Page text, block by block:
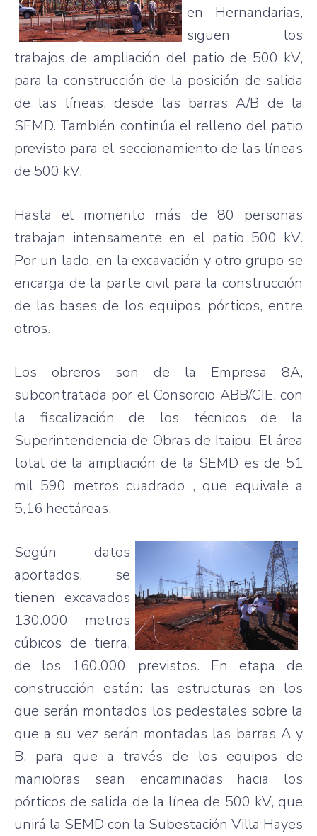
en Hernandarias,
siguen los
trabajos de ampliación del patio de 500 kV,
para la construcción de la posición de salida
de las líneas,desde las barras A/B de la
SEMD. También continúa el relleno del patio
previsto para el seccionamiento de las líneas
de 500 kV.
Hasta el momento más de 80 personas
trabajan intensamente en el patio 500 kV.
Por un lado, en laexcavación yotro grupo se
encarga de la parte civil para laconstrucción
de las bases de los equipos, pórticos,entre
otros.
Los obreros son de la Empresa 8A,
subcontratada por elConsorcio ABB/CIE, con
la fiscalización de los técnicos de la
Superintendencia de Obras de Itaipu. Elárea
total de la ampliación de la SEMD es de 51
mil 590 metroscuadrado ,que equivale a
5,16 hectáreas.
Según
datos
aportados, se
tienen excavados
130.000 metros
cúbicos de tierra,
de los 160.000 previstos. En etapa de
construcción están: las estructuras en los
que serán montados los pedestales sobre la
que a su vez serán montadas las barras A y
B, para que a través de los equipos de
maniobras
sean encaminadas hacia los
pórticos de salida de la línea de 500 kV,que
unirá la SEMD con la Subestación Villa Hayes